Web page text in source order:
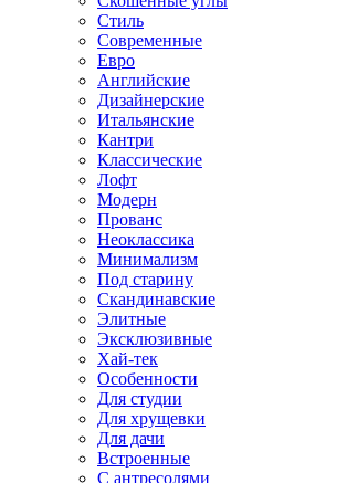
Стиль
Современные
Евро
Английские
Дизайнерские
Итальянские
Кантри
Классические
Лофт
Модерн
Прованс
Неоклассика
Минимализм
Под старину
Скандинавские
Элитные
Эксклюзивные
Хай-тек
Особенности
Для студии
Для хрущевки
Для дачи
Встроенные
С антресолями